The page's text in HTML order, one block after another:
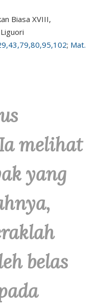
Biasa XVIII,
; Mat.
melihat
yang
belas